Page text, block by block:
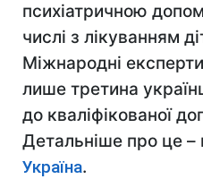
психіатричною
числі з лікуванням
Міжнародні
лише третина
до кваліфікованої
Детальніше про це –
Україна.